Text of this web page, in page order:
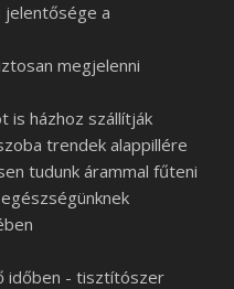
a
megjelenni
is házhoz szállítják
trendek alappillére
tudunk árammal fűteni
időben - tisztítószer